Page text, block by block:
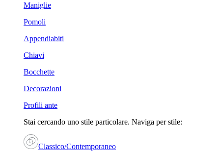
Maniglie
Pomoli
Appendiabiti
Chiavi
Bocchette
Decorazioni
Profili ante
Stai cercando uno stile particolare. Naviga per stile:
Classico/Contemporaneo